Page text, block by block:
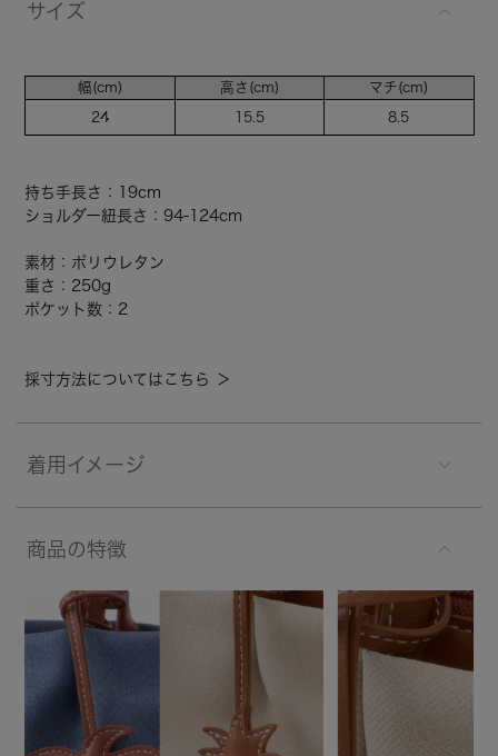
サイズ
幅(cm)
24
高さ(cm)
15.5
マチ(cm)
8.5
持ち手長さ：19cm
ショルダー紐長さ：94-124cm
素材：ポリウレタン
重さ：250g
ポケット数：2
採寸方法についてはこちら ＞
着用イメージ
商品の特徴